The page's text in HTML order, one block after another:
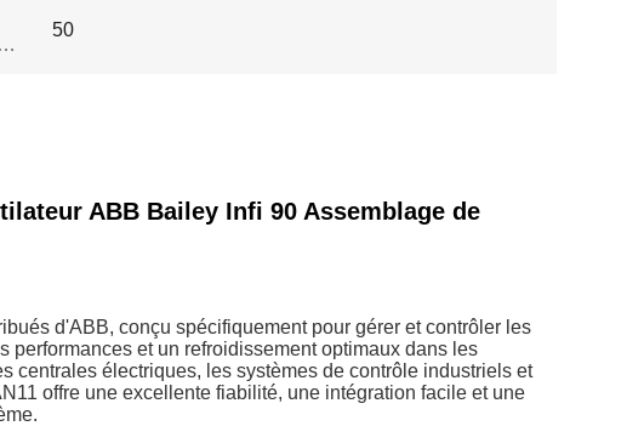
d'approvisionnement:
50
ABB Bailey Infi 90 Assemblage de
d'ABB, conçu spécifiquement pour gérer et contrôler les
et un refroidissement optimaux dans les
centrales électriques, les systèmes de contrôle industriels et
offre une excellente fiabilité, une intégration facile et une